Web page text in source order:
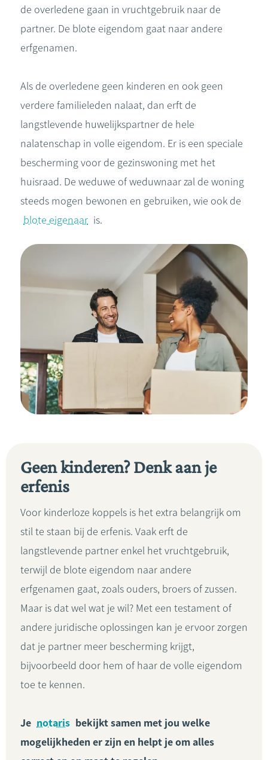
de overledene gaan in vruchtgebruik naar de
partner. De blote eigendom gaat naar andere
erfgenamen.
Als de overledene geen kinderen en ook geen
verdere familieleden nalaat, dan erft de
langstlevende huwelijkspartner de hele
nalatenschap in volle eigendom. Er is een speciale
bescherming voor de gezinswoning met het
huisraad. De weduwe of weduwnaar zal de woning
steeds mogen bewonen en gebruiken, wie ook de
blote eigenaar is.
Geen kinderen? Denk aan je
erfenis
Voor kinderloze koppels is het extra belangrijk om
stil te staan bij de erfenis. Vaak erft de
langstlevende partner enkel het vruchtgebruik,
terwijl de blote eigendom naar andere
erfgenamen gaat, zoals ouders, broers of zussen.
Maar is dat wel wat je wil? Met een testament of
andere juridische oplossingen kan je ervoor zorgen
dat je partner meer bescherming krijgt,
bijvoorbeeld door hem of haar de volle eigendom
toe te kennen.
Je notaris bekijkt samen met jou welke
mogelijkheden er zijn en helpt je om alles